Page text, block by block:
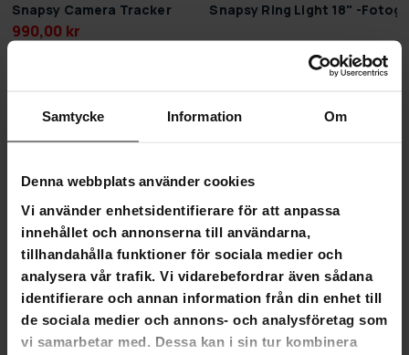
Samtycke Information Om
Denna webbplats använder cookies
Vi använder enhetsidentifierare för att anpassa
innehållet och annonserna till användarna,
tillhandahålla funktioner för sociala medier och
analysera vår trafik. Vi vidarebefordrar även sådana
identifierare och annan information från din enhet till
de sociala medier och annons- och analysföretag som
vi samarbetar med. Dessa kan i sin tur kombinera
Snapsy Camera Tracker
990,00 kr
Snapsy Ring Light 18" -